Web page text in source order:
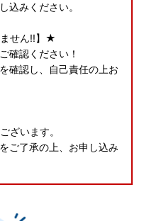
込みください。
せん!!】★
確認ください！
確認し、自己責任の上お
ざいます。
ご了承の上、お申し込み